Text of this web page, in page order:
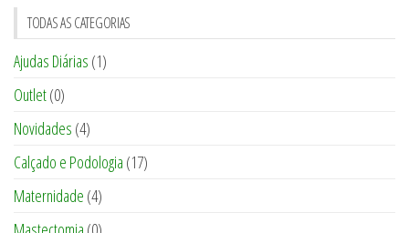
TODAS AS CATEGORIAS
Ajudas Diárias (1)
Outlet(0)
Novidades (4)
Calçado e Podologia (17)
Maternidade (4)